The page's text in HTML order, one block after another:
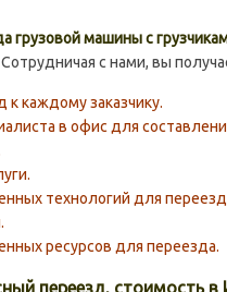
грузовой машины с
с нами, вы
каждому заказчику.
в офис для
технологий для
ресурсов для переезда.
переезд, стоимость в